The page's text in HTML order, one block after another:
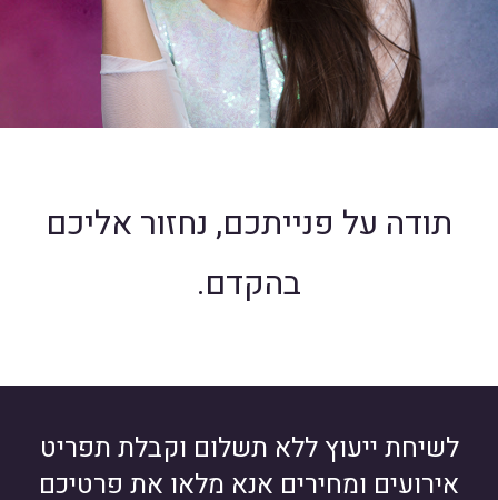
תודה על פנייתכם, נחזור אליכם
בהקדם.
לשיחת ייעוץ ללא תשלום וקבלת תפריט
אירועים ומחירים אנא מלאו את פרטיכם